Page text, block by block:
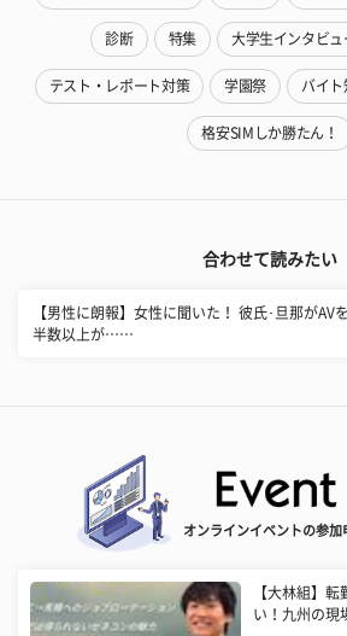
診断 特集 大学生インタビュ
テスト・レポート対策 学園祭 バイト
格安SIMしか勝たん！
合わせて読みたい
【男性に朗報】女性に聞いた！ 彼氏･旦那がAV
半数以上が……
オンラインイベントの参加
【大林組】
い！九州の現